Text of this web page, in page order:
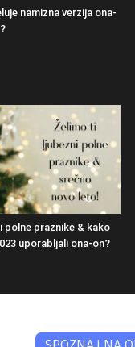
namizna verzija ona-
polne praznike & kako
uporabljali ona-on?